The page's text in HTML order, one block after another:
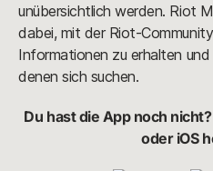
unübersichtlich werden. Riot
dabei, mit der Riot-
Informationen zu erhalten
denen sich suchen.
Du hast die App noch
oder iOS